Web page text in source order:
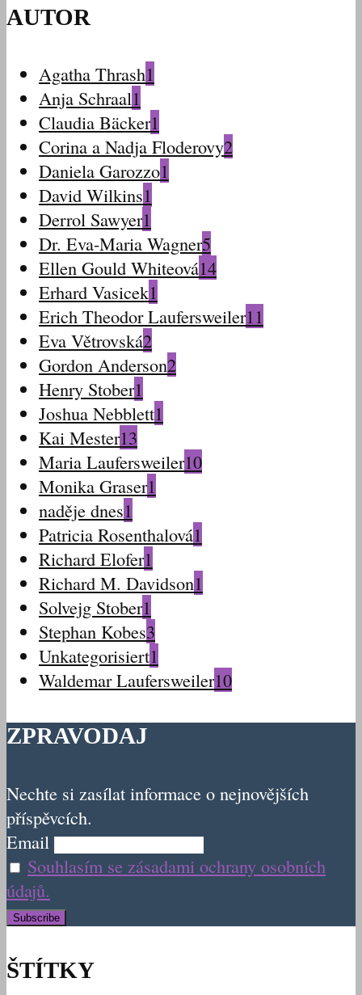
AUTOR
Agatha Thrash1
Anja Schraal1
Claudia Bäcker1
Corina a Nadja Floderovy2
Daniela Garozzo1
David Wilkins1
Derrol Sawyer1
Dr. Eva-Maria Wagner5
Ellen Gould Whiteová14
Erhard Vasicek1
Erich Theodor Laufersweiler11
Eva Větrovská2
Gordon Anderson2
Henry Stober1
Joshua Nebblett1
Kai Mester13
Maria Laufersweiler10
Monika Graser1
naděje dnes1
Patricia Rosenthalová1
Richard Elofer1
Richard M. Davidson1
Solvejg Stober1
Stephan Kobes3
Unkategorisiert1
Waldemar Laufersweiler10
ZPRAVODAJ
Nechte si zasílat informace o nejnovějších
příspěvcích.
Email
Souhlasím se zásadami ochrany osobních
údajů.
ŠTÍTKY